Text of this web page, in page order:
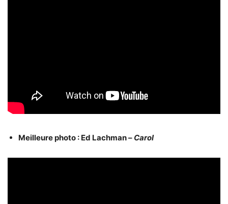
Meilleure photo : Ed Lachman – Carol